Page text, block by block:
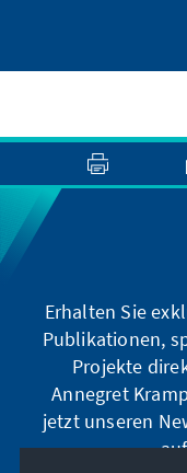
Erhalten Sie
Publikationen,
Projekte
Annegret
jetzt unseren